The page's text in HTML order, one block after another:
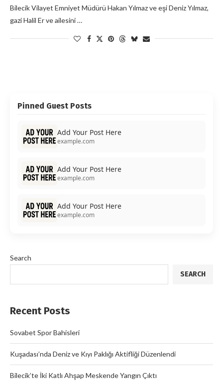
Bilecik Vilayet Emniyet Müdürü Hakan Yılmaz ve eşi Deniz Yılmaz,
gazi Halil Er ve ailesini …
Pinned Guest Posts
Add Your Post Here
example.com
Add Your Post Here
example.com
Add Your Post Here
example.com
Search
SEARCH
Recent Posts
Sovabet Spor Bahisleri
Kuşadası’nda Deniz ve Kıyı Paklığı Aktifliği Düzenlendi
Bilecik’te İki Katlı Ahşap Meskende Yangın Çıktı